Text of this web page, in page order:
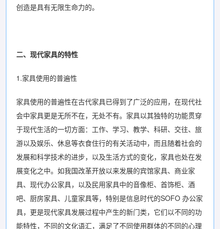
创造是具有无限生命力的。
二、现代家具的特性
1.家具使用的普遍性
家具使用的普遍性在古代家具已得到了广泛的应用，在现代社
会中家具更是无所不在，无处不有。家具以其独特的功能贯穿
于现代生活的一切方面：工作、学习、教学、科研、交往、旅
游以及娱乐、休息等衣食住行的有关活动中，而且随着社会的
发展和科学技术的进步，以及生活方式的变化，家具也处在发
展变化之中。如我国改革开放以来发展的宾馆家具、商业家
具、现代办公家具，以及民用家具中的音像柜、首饰柜、酒
吧、厨房家具、儿童家具等，特别是信息时代的SOFO 办公家
具，更是现代家具发展过程中产生的新门类，它们以不同的功
能特性，不同的文化语汇，满足了不同使用群体的不同的心理